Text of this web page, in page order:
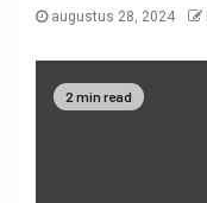
augustus 28, 2024
2 min read